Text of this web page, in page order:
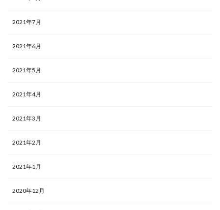
2021年7月
2021年6月
2021年5月
2021年4月
2021年3月
2021年2月
2021年1月
2020年12月